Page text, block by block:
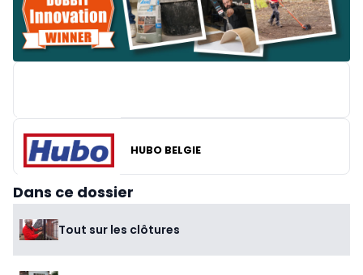
BRICO
HUBO BELGIE
Dans ce dossier
Tout sur les clôtures